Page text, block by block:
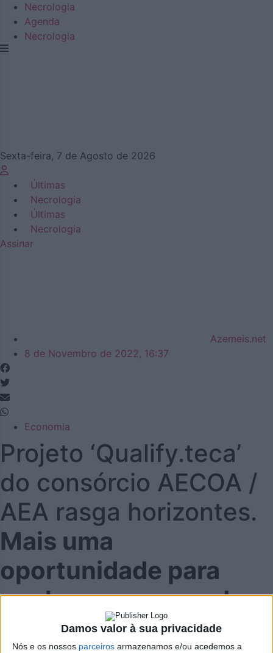
Damos valor à sua privacidade
Nós e os nossos parceiros armazenamos e/ou acedemos a
Necrologia
Agenda
Necrologia
Sexta-feira, 7 de Agosto de 2026
Últimas
Necrologia
Últimas
Necrologia
Assinar
Azemeis.net
8 de Novembro de 2022, 16:37
Economia
Projeto ‘Qualify.teca’
do consórcio AECOA /
AEA rasga horizontes.
Mais uma
oportunidade para
conhecer o mercado
marroquino